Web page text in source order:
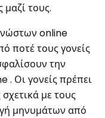
μαζί τους.
online
ποτέ τους γονείς
την
. Οι γονείς πρέπει
με τους
μηνυμάτων από